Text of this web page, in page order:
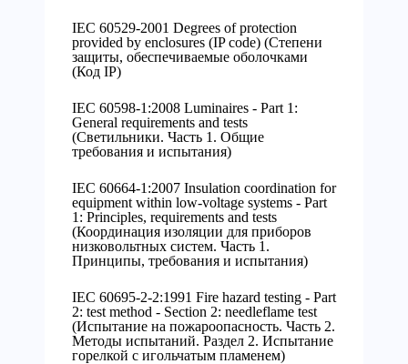
IEC 60529-2001 Degrees of protection
provided by enclosures (IP code) (Степени
защиты, обеспечиваемые оболочками
(Код IP)
IEC 60598-1:2008 Luminaires - Part 1:
General requirements and tests
(Светильники. Часть 1. Общие
требования и испытания)
IEC 60664-1:2007 Insulation coordination for
equipment within low-voltage systems - Part
1: Principles, requirements and tests
(Координация изоляции для приборов
низковольтных систем. Часть 1.
Принципы, требования и испытания)
IEC 60695-2-2:1991 Fire hazard testing - Part
2: test method - Section 2: needleflame test
(Испытание на пожароопасность. Часть 2.
Методы испытаний. Раздел 2. Испытание
горелкой с игольчатым пламенем)